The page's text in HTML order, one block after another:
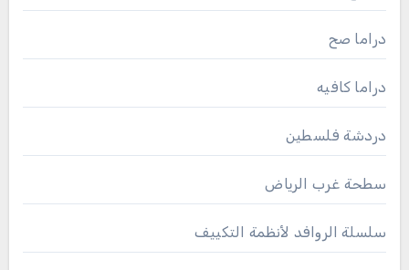
دراما صح
دراما كافيه
دردشة فلسطين
سطحة غرب الرياض
سلسلة الروافد لأنظمة التكييف